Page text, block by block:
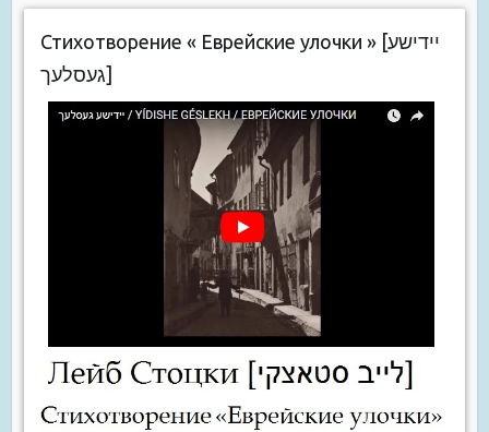
Стихотворение « Еврейские улочки » [יידישע
געסלעך]